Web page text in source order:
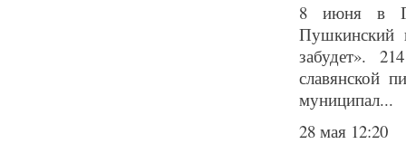
8 июня в
Пушкинский
забудет».
славянской
муниципал...
28 мая 12:20